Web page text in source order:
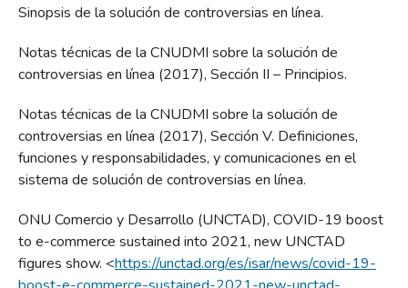
Sinopsis de la solución de controversias en línea.
Notas técnicas de la CNUDMI sobre la solución de
controversias en línea (2017), Sección II – Principios.
Notas técnicas de la CNUDMI sobre la solución de
controversias en línea (2017), Sección V. Definiciones,
funciones y responsabilidades, y comunicaciones en el
sistema de solución de controversias en línea.
ONU Comercio y Desarrollo (UNCTAD), COVID-19 boost
to e-commerce sustained into 2021, new UNCTAD
figures show. <https://unctad.org/es/isar/news/covid-19-